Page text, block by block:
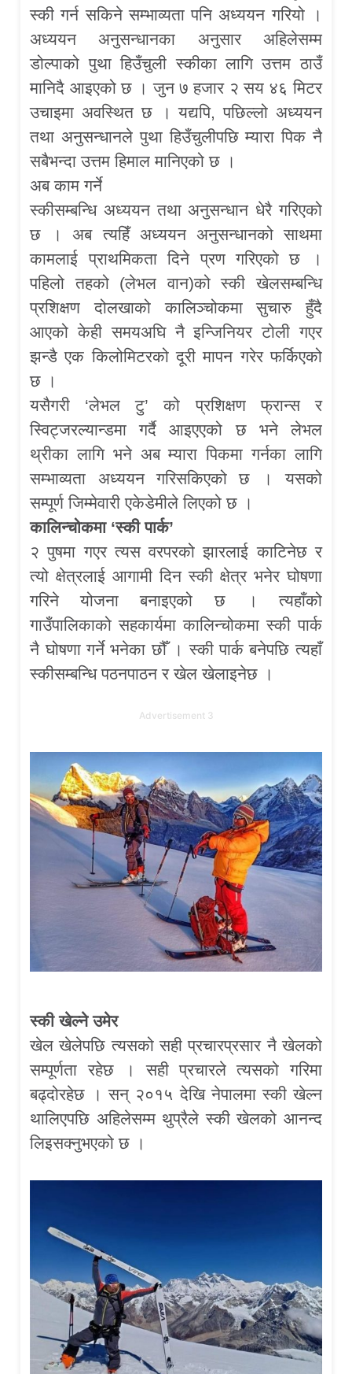
स्की गर्न सकिने सम्भाव्यता पनि अध्ययन गरियो ।
अध्ययन अनुसन्धानका अनुसार अहिलेसम्म
डोल्पाको पुथा हिउँचुली स्कीका लागि उत्तम ठाउँ
मानिदै आइएको छ । जुन ७ हजार २ सय ४६ मिटर
उचाइमा अवस्थित छ । यद्यपि, पछिल्लो अध्ययन
तथा अनुसन्धानले पुथा हिउँचुलीपछि म्यारा पिक नै
सबैभन्दा उत्तम हिमाल मानिएको छ ।
अब काम गर्ने
स्कीसम्बन्धि अध्ययन तथा अनुसन्धान धेरै गरिएको
छ । अब त्यहिँ अध्ययन अनुसन्धानको साथमा
कामलाई प्राथमिकता दिने प्रण गरिएको छ ।
पहिलो तहको (लेभल वान)को स्की खेलसम्बन्धि
प्रशिक्षण दोलखाको कालिञ्चोकमा सुचारु हुँदै
आएको केही समयअघि नै इन्जिनियर टोली गएर
झन्डै एक किलोमिटरको दूरी मापन गरेर फर्किएको
छ ।
यसैगरी ‘लेभल टु’ को प्रशिक्षण फ्रान्स र
स्विट्जरल्यान्डमा गर्दै आइएएको छ भने लेभल
थ्रीका लागि भने अब म्यारा पिकमा गर्नका लागि
सम्भाव्यता अध्ययन गरिसकिएको छ । यसको
सम्पूर्ण जिम्मेवारी एकेडेमीले लिएको छ ।
कालिन्चोकमा ‘स्की पार्क’
२ पुषमा गएर त्यस वरपरको झारलाई काटिनेछ र
त्यो क्षेत्रलाई आगामी दिन स्की क्षेत्र भनेर घोषणा
गरिने योजना बनाइएको छ । त्यहाँको
गाउँपालिकाको सहकार्यमा कालिन्चोकमा स्की पार्क
नै घोषणा गर्ने भनेका छौँ । स्की पार्क बनेपछि त्यहाँ
स्कीसम्बन्धि पठनपाठन र खेल खेलाइनेछ ।
Advertisement 3
स्की खेल्ने उमेर
खेल खेलेपछि त्यसको सही प्रचारप्रसार नै खेलको
सम्पूर्णता रहेछ । सही प्रचारले त्यसको गरिमा
बढ्दोरहेछ । सन् २०१५ देखि नेपालमा स्की खेल्न
थालिएपछि अहिलेसम्म थुप्रैले स्की खेलको आनन्द
लिइसक्नुभएको छ ।